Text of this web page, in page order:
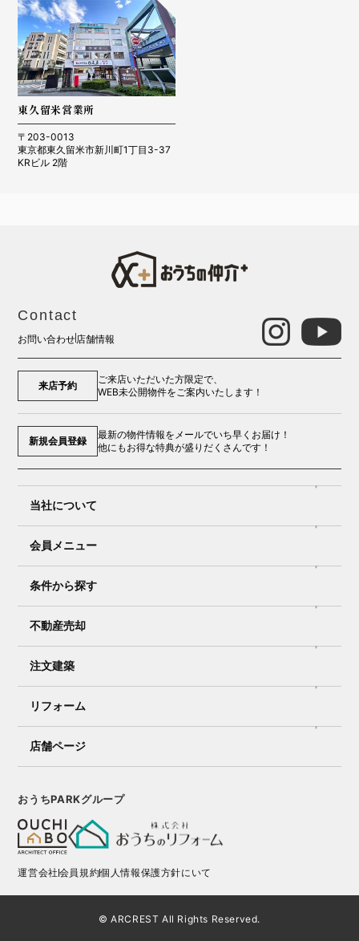
東久留米営業所
〒203-0013
東京都東久留米市新川町1丁目3-37
KRビル 2階
Contact
お問い合わせ 店舗情報
来店予約
ご来店いただいた方限定で、
WEB未公開物件をご案内いたします！
新規会員登録
最新の物件情報をメールでいち早くお届け！
他にもお得な特典が盛りだくさんです！
当社について
会員メニュー
条件から探す
不動産売却
注文建築
リフォーム
店舗ページ
おうちPARKグループ
運営会社会員規約個人情報保護方針にいて
© ARCREST All Rights Reserved.